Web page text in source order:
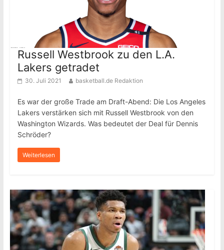
Russell Westbrook zu den L.A.
Lakers getradet
30. Juli 2021 basketball.de Redaktion
Es war der große Trade am Draft-Abend: Die Los Angeles
Lakers verstärken sich mit Russell Westbrook von den
Washington Wizards. Was bedeutet der Deal für Dennis
Schröder?
Weiterlesen